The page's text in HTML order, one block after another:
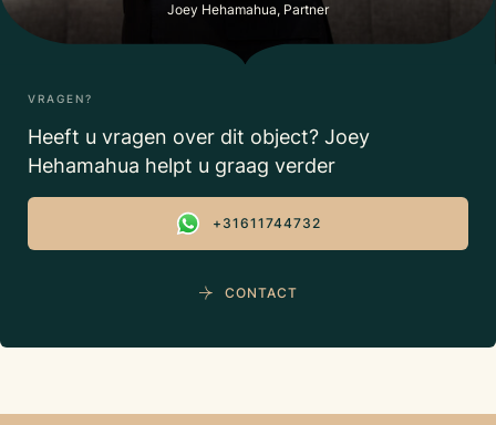
Joey Hehamahua, Partner
VRAGEN?
Heeft u vragen over dit object? Joey
Hehamahua helpt u graag verder
+31611744732
CONTACT